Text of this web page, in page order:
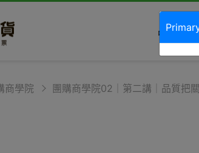
品牌故事
商學院 團購商學院02｜第二講｜品質把關